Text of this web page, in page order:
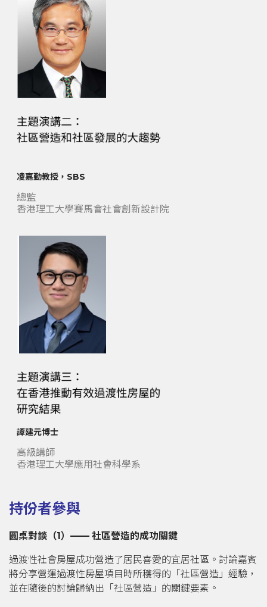
凌嘉勤教授，SBS
總監
香港理工大學賽馬會社會創新設計院
譚建元博士
高級講師
香港理工大學應用社會科學系
持份者參與
圓桌對談（1） —— 社區營造的成功關鍵
過渡性社會房屋成功營造了居民喜愛的宜居社區。討論嘉賓
將分享營運過渡性房屋項目時所穫得的「社區營造」經驗，
並在隨後的討論歸納出「社區營造」的關鍵要素。